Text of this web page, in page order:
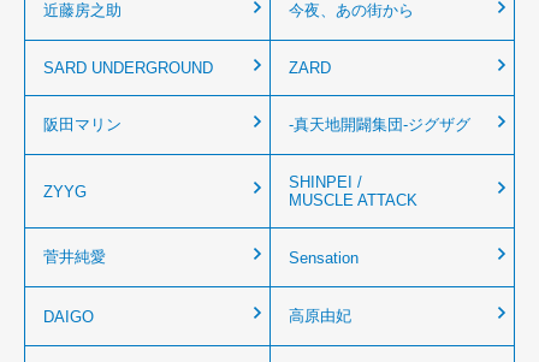
近藤房之助 今夜、あの街から
SARD UNDERGROUND ZARD
阪田マリン ‐真天地開闢集団‐ジグザグ
ZYYG
SHINPEI /
MUSCLE ATTACK
菅井純愛 Sensation
DAIGO 高原由妃